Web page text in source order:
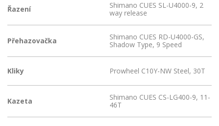
Řazení
Shimano CUES SL-U4000-9, 2
way release
Přehazovačka
Shimano CUES RD-U4000-GS,
Shadow Type, 9 Speed
Kliky Prowheel C10Y-NW Steel, 30T
Kazeta
Shimano CUES CS-LG400-9, 11-
46T